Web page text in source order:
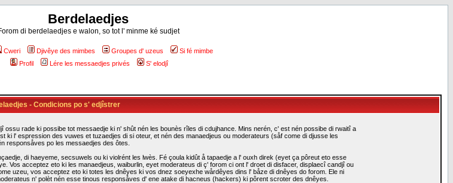
Berdelaedjes
di berdelaedjes e walon, so tot l' minme ké sudjet
Cweri Djivêye des mimbes Groupes d' uzeus
Si fé mimbe
Profil
Lére les messaedjes privés S' elodjî
- Condicions po s' edjîstrer
rade ki possibe tot messaedje ki n' shût nén les bounès rîles di cdujhance. Mins nerén, c' est nén possibe di rwaitî a
l' espression des vuwes et tuzaedjes di si oteur, et nén des manaedjeus ou moderateurs (såf come di djusse les
responsåves po les messaedjes des ôtes.
di haeyeme, secsuwels ou ki violrént les lwès. Fé çoula kidût å tapaedje a l' ouxh direk (eyet ça pôreut eto esse
Vos acceptez eto ki les manaedjeus, waiburlin, eyet moderateus di ç' forom ci ont l' droet di disfacer, displaecî candjî ou
uzeu, vos acceptez eto ki totes les dnêyes ki vos dnez soeyexhe wårdêyes dins l' båze di dnêyes do forom. Ele ni
n' polèt nén esse tinous responsåves d' ene atake di hacneus (hackers) ki pôrent scroter des dnêyes.